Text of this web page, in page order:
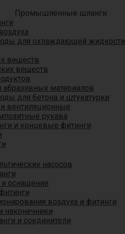
Промышленные шланги
для охлаждающей жидкости
веществ
веществ
абразивных материалов
для бетона и штукатурки
вентиляционные
рукава
и концевые фитинги
насосов
оснащение
воздуха и фитинги
наконечники
и соединители